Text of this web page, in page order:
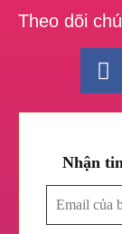
Theo dõi
Nhận
của